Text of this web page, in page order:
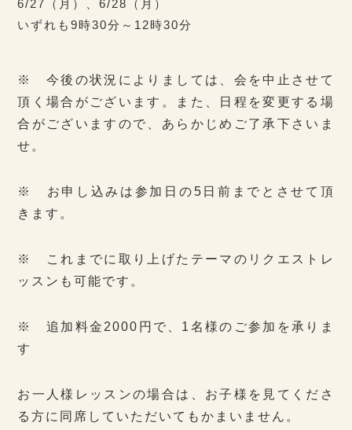
6/27（月）、6/28（月）
いずれも9時30分～12時30分
※ 今後の状況によりましては、会を中止させて
頂く場合がございます。また、日程を変更する場
合がございますので、あらかじめご了承下さいま
せ。
※ お申し込みは参加日の5日前までとさせて頂
きます。
※ これまでに取り上げたテーマのリクエストレ
ッスンも可能です。
※ 追加料金2000円で、1名様のご参加を承りま
す
お一人様レッスンの場合は、お子様を見てくださ
る方に同席していただいてもかまいません。